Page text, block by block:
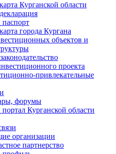
Курганской области
города Кургана
объектов и
проекта
привлекательные
форумы
Курганской области
организации
партнерство